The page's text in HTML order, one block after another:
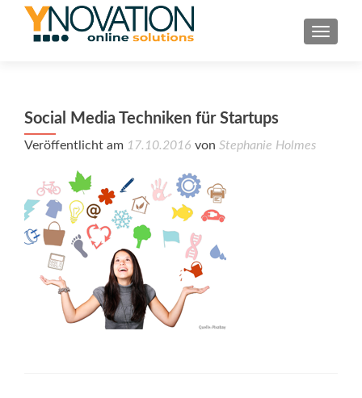
Social Media Techniken für Startups
Veröffentlicht am 17.10.2016 von Stephanie Holmes